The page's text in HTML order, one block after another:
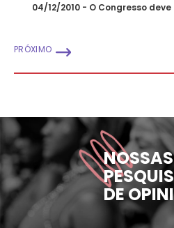
04/12/2010 - O Congresso
PRÓXIMO
NOSSAS
DE